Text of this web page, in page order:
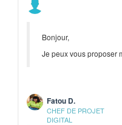
Bonjour,
Je peux vous proposer
Fatou D.
CHEF DE PROJET
DIGITAL